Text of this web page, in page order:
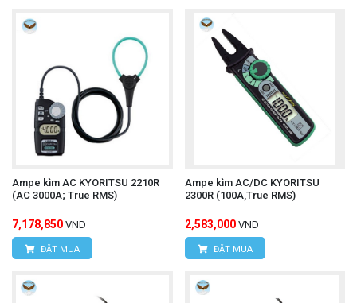
Ampe kìm AC KYORITSU 2210R
(AC 3000A; True RMS)
7,178,850 VND
ĐẶT MUA
Ampe kìm AC/DC KYORITSU
2300R (100A,True RMS)
2,583,000 VND
ĐẶT MUA